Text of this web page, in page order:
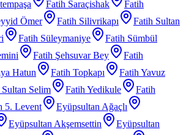
Fatih Saraçishak
Fatih
Ömer Fatih Silivrikapı
Fatih Sultan
Fatih Süleymaniye
Fatih Sümbül
Fatih Şehsuvar Bey
Fatih
Hatun Fatih Topkapı
Fatih Yavuz
Selim Fatih Yedikule
Fatih
5. Levent
Eyüpsultan Ağaçlı
Eyüpsultan Akşemsettin
Eyüpsultan